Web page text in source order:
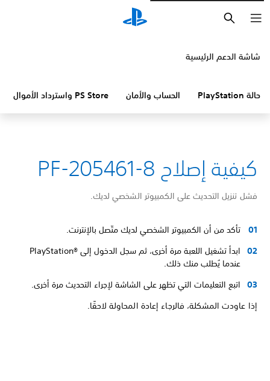
شاشة الدعم الرئيسية
حالة PlayStation الحساب والأمان PS Store واسترداد الأموال
كيفية إصلاح PF-205461-8
فشل تنزيل التحديث على الكمبيوتر الشخصي لديك.
تأكد من أن الكمبيوتر الشخصي لديك متّصل بالإنترنت.
ابدأ تشغيل اللعبة مرة أخرى، ثم سجل الدخول إلى PlayStation®‎
عندما يُطلب منك ذلك.
اتبع التعليمات التي تظهر على الشاشة لإجراء التحديث مرة أخرى.
إذا عاودت المشكلة، فالرجاء إعادة المحاولة لاحقًا.